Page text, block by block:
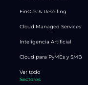
FinOps & Reselling
Cloud Managed Services
Inteligencia Artificial
Cloud para PyMEs y SMB
Ver todo
Sectores